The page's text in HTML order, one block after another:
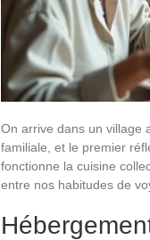
On arrive dans un village
familiale, et le premier
fonctionne la cuisine
entre nos habitudes de